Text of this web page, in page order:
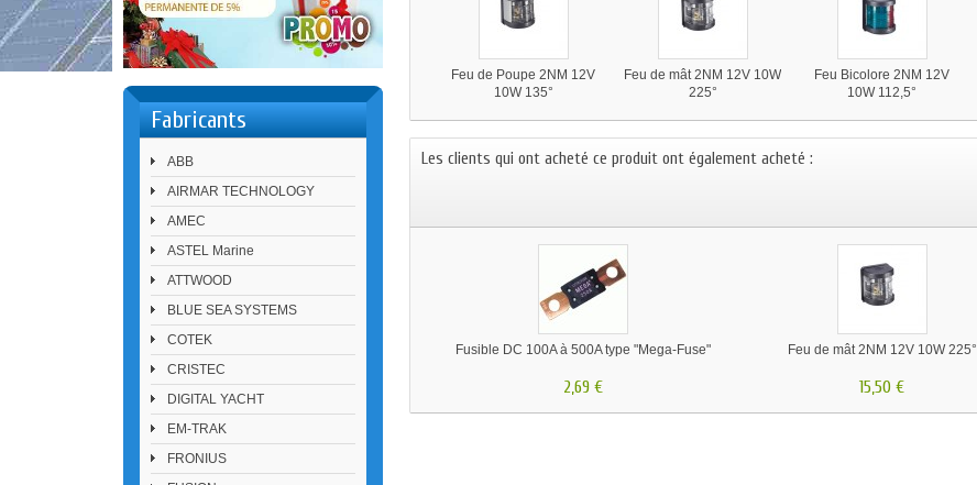
Fabricants
ABB
AIRMAR TECHNOLOGY
AMEC
ASTEL Marine
ATTWOOD
BLUE SEA SYSTEMS
COTEK
CRISTEC
DIGITAL YACHT
EM-TRAK
FRONIUS
Feu de Poupe 2NM 12V
10W 135°
Feu de mât 2NM 12V 10W
225°
Feu Bicolore 2NM 12V
10W 112,5°
Les clients qui ont acheté ce produit ont également acheté :
Fusible DC 100A à 500A type "Mega-Fuse"
2,69 €
Feu de mât 2NM 12V 10W 225°
15,50 €